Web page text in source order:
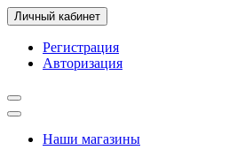
Личный кабинет
Регистрация
Авторизация
Наши магазины